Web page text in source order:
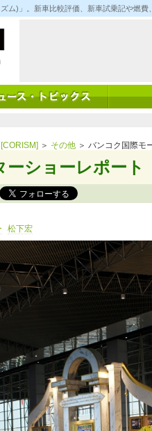
ム)」。新車比較評価、新車試乗記や燃
＞ その他 ＞ バンコク国際
ーショーレポー
松下宏